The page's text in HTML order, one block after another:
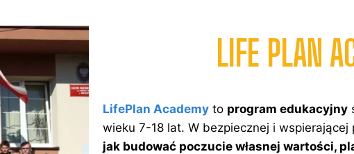
LIFE PLAN
LifePlan Academy to program edukacyjny
wieku 7-18 lat. W bezpiecznej i
jak budować poczucie własnej wartości,